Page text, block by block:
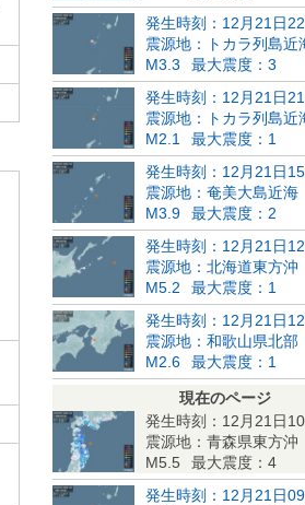
発生時刻：12月21日
震源地：トカラ列島近
M3.3
最大震度：3
発生時刻：12月21日
震源地：トカラ列島近
M2.1
最大震度：1
発生時刻：12月21日
震源地：奄美大島近海
M3.9
最大震度：2
発生時刻：12月21日
震源地：北海道東方沖
M5.2
最大震度：1
発生時刻：12月21日
震源地：和歌山県北部
M2.6
最大震度：1
現在のページ
発生時刻：12月21日
震源地：青森県東方沖
M5.5
最大震度：4
発生時刻：12月21日